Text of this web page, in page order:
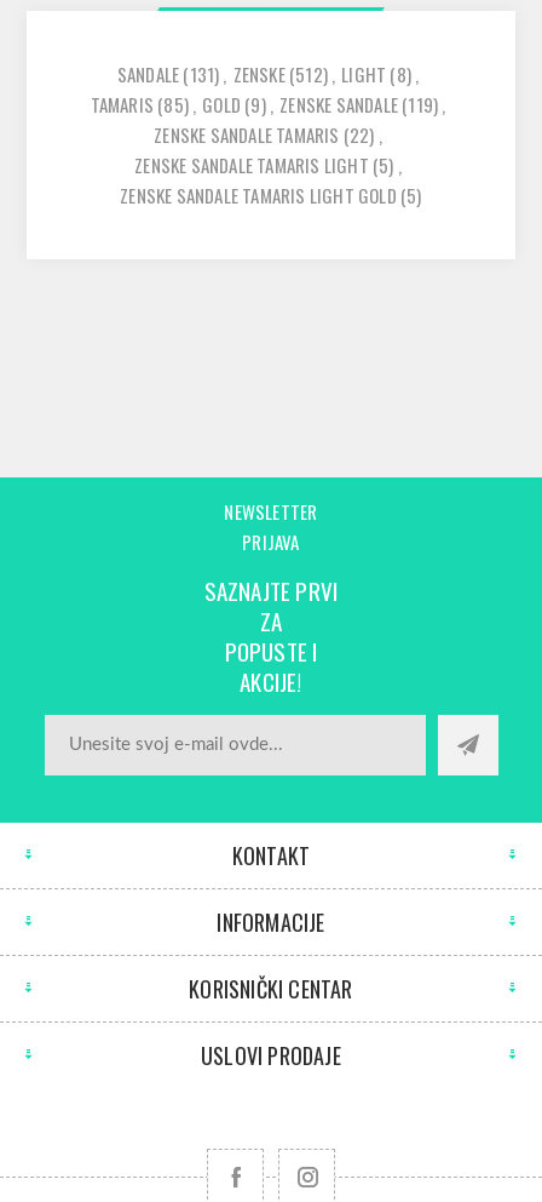
SANDALE(131), ZENSKE(512), LIGHT (8),
TAMARIS (85), GOLD (9), ZENSKE SANDALE(119),
ZENSKE SANDALE TAMARIS (22) ,
ZENSKE SANDALE TAMARIS LIGHT (5) ,
ZENSKE SANDALE TAMARIS LIGHT GOLD (5)
NEWSLETTER
PRIJAVA
SAZNAJTE PRVI
ZA
POPUSTE I
AKCIJE!
KONTAKT
INFORMACIJE
KORISNIČKI CENTAR
USLOVI PRODAJE